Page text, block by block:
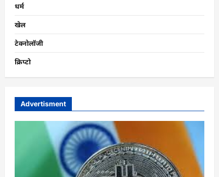
धर्म
खेल
टेक्नोलॉजी
क्रिप्टो
Advertisment